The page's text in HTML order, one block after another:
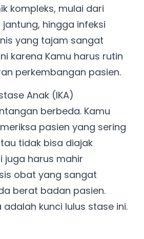
kompleks, mulai dari
hingga infeksi
yang tajam sangat
karena Kamu harus rutin
perkembangan pasien.
Anak (IKA)
berbeda. Kamu
pasien yang sering
tidak bisa diajak
juga harus mahir
obat yang sangat
berat badan pasien.
adalah kunci lulus stase ini.